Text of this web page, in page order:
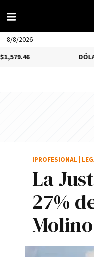
8/8/2026
La
27%
IPROFESIONAL